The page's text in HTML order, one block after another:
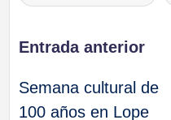
de
Entrada anterior
Semana cultural de
100 años en Lope